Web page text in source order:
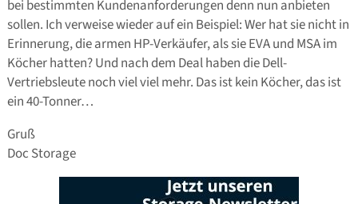
bei bestimmten Kundenanforderungen denn nun anbieten
sollen. Ich verweise wieder auf ein Beispiel: Wer hat sie nicht in
Erinnerung, die armen HP-Verkäufer, als sie EVA und MSA im
Köcher hatten? Und nach dem Deal haben die Dell-
Vertriebsleute noch viel viel mehr. Das ist kein Köcher, das ist
ein 40-Tonner…
Gruß
Doc Storage